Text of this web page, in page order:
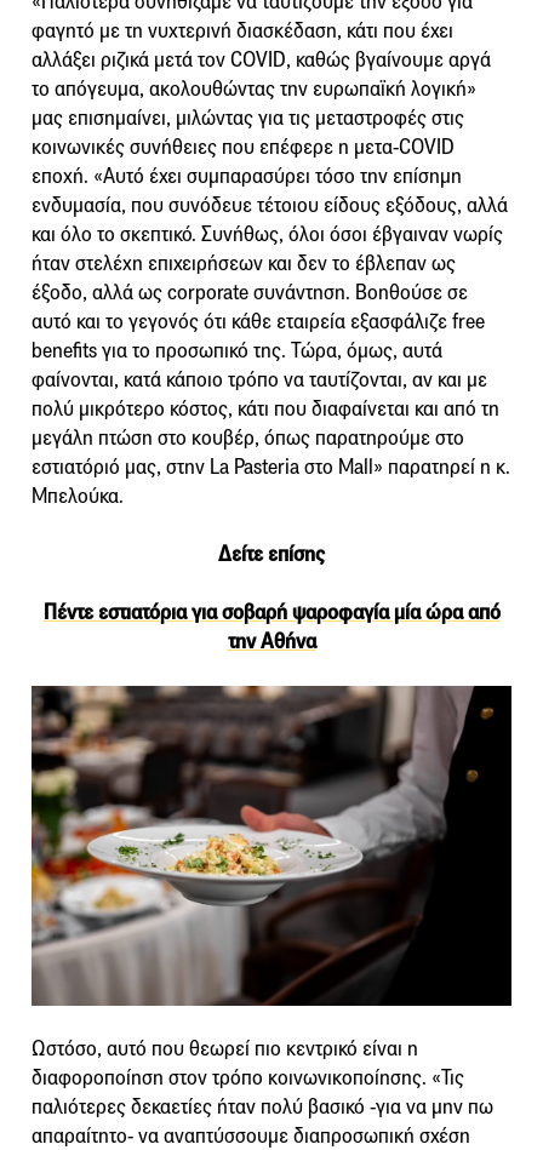
φαγητό με τη νυχτερινή διασκέδαση, κάτι που έχει
αλλάξει ριζικά μετά τον COVID, καθώς βγαίνουμε αργά
το απόγευμα, ακολουθώντας την ευρωπαϊκή λογική»
μας επισημαίνει, μιλώντας για τις μεταστροφές στις
κοινωνικές συνήθειες που επέφερε η μετα-COVID
εποχή. «Αυτό έχει συμπαρασύρει τόσο την επίσημη
ενδυμασία, που συνόδευε τέτοιου είδους εξόδους, αλλά
και όλο το σκεπτικό. Συνήθως, όλοι όσοι έβγαιναν νωρίς
ήταν στελέχη επιχειρήσεων και δεν το έβλεπαν ως
έξοδο, αλλά ως corporate συνάντηση. Βοηθούσε σε
αυτό και το γεγονός ότι κάθε εταιρεία εξασφάλιζε free
benefits για το προσωπικό της. Τώρα, όμως, αυτά
φαίνονται, κατά κάποιο τρόπο να ταυτίζονται, αν και με
πολύ μικρότερο κόστος, κάτι που διαφαίνεται και από τη
μεγάλη πτώση στο κουβέρ, όπως παρατηρούμε στο
εστιατόριό μας, στην La Pasteria στο Mall» παρατηρεί η κ.
Μπελούκα.
Δείτε επίσης
Πέντε εστιατόρια για σοβαρή ψαροφαγία μία ώρα από
την Αθήνα
Ωστόσο, αυτό που θεωρεί πιο κεντρικό είναι η
διαφοροποίηση στον τρόπο κοινωνικοποίησης. «Τις
παλιότερες δεκαετίες ήταν πολύ βασικό -για να μην πω
απαραίτητο- να αναπτύσσουμε διαπροσωπική σχέση